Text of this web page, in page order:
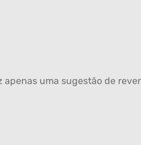
apenas uma sugestão de